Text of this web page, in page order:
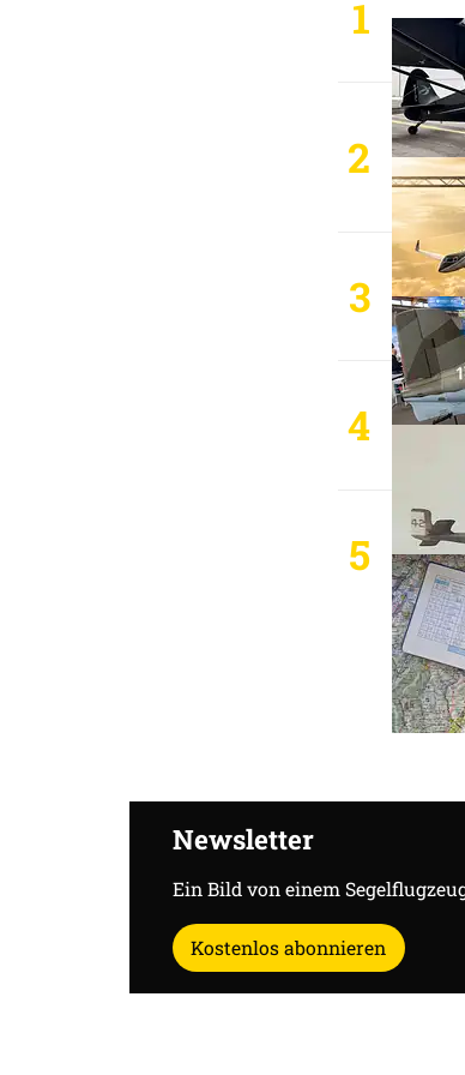
1
2
3
4
5
Newsletter
Ein Bild von einem
Kostenlos abonnieren